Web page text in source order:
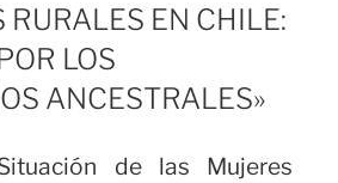
RURALES EN CHILE:
LOS
ANCESTRALES»
de las Mujeres